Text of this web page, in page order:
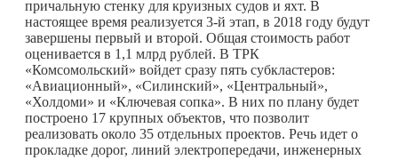
причальную стенку для круизных судов и яхт. В
настоящее время реализуется 3-й этап, в 2018 году будут
завершены первый и второй. Общая стоимость работ
оценивается в 1,1 млрд рублей. В ТРК
«Комсомольский» войдет сразу пять субкластеров:
«Авиационный», «Силинский», «Центральный»,
«Холдоми» и «Ключевая сопка». В них по плану будет
построено 17 крупных объектов, что позволит
реализовать около 35 отдельных проектов. Речь идет о
прокладке дорог, линий электропередачи, инженерных